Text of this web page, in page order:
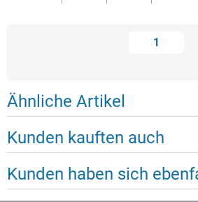
1
Ähnliche Artikel
Kunden kauften auch
Kunden haben sich